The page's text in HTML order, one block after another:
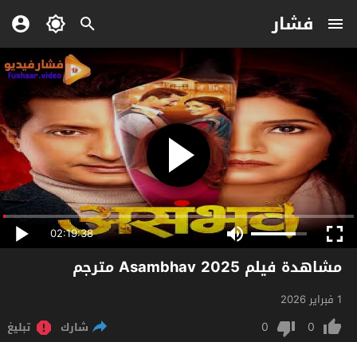
فشار
02:19:38
مشاهدة فيلم Asambhav 2025 مترجم
1 فبراير 2026
0
0 شارك تبليغ